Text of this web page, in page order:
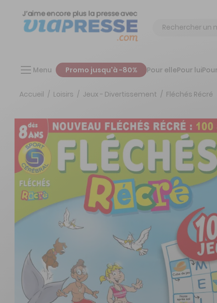
Chercher
Menu Promo jusqu'à -80% Pour ellePour lui
Accueil Loisirs Jeux - Divertissement Fléchés Récré